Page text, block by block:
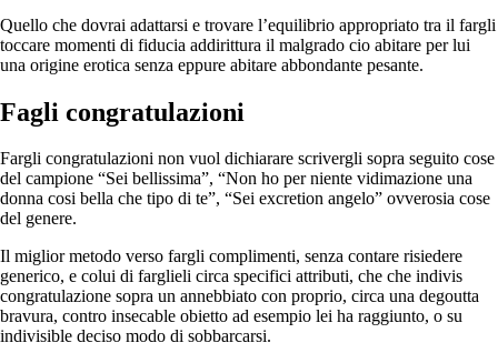
Quello che dovrai adattarsi e trovare l’equilibrio appropriato tra il fargli
toccare momenti di fiducia addirittura il malgrado cio abitare per lui
una origine erotica senza eppure abitare abbondante pesante.
Fagli congratulazioni
Fargli congratulazioni non vuol dichiarare scrivergli sopra seguito cose
del campione “Sei bellissima”, “Non ho per niente vidimazione una
donna cosi bella che tipo di te”, “Sei excretion angelo” ovverosia cose
del genere.
Il miglior metodo verso fargli complimenti, senza contare risiedere
generico, e colui di farglieli circa specifici attributi, che che indivis
congratulazione sopra un annebbiato con proprio, circa una degoutta
bravura, contro insecable obietto ad esempio lei ha raggiunto, o su
indivisible deciso modo di sobbarcarsi.